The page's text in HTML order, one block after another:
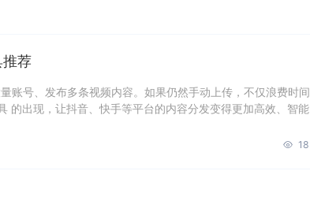
荐
账号、发布多条视频内容。如果仍然手动上传，不仅浪费时
的出现，让抖音、快手等平台的内容分发变得更加高效、智